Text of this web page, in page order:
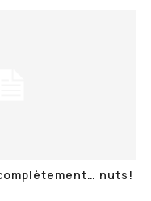
nuts!